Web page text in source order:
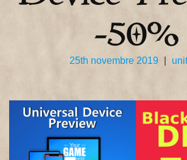
-50%
25th novembre 2019